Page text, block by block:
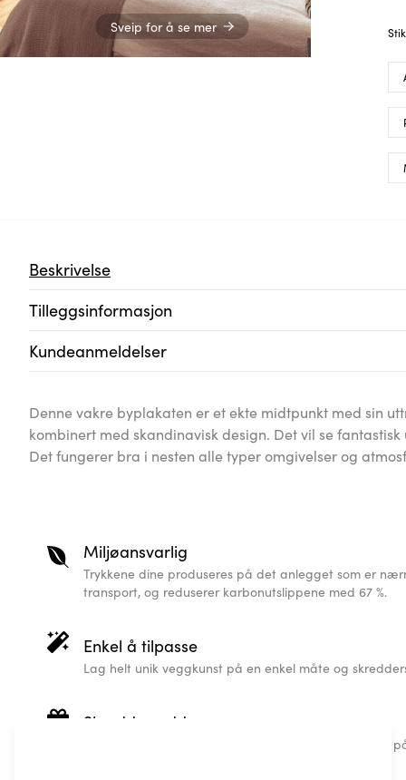
Sveip for å se mer
Beskrivelse
Tilleggsinformasjon
Kundeanmeldelser
Denne vakre byplakaten er et ekte midtpunkt med sin
kombinert med skandinavisk design. Det vil se
Det fungerer bra i nesten alle typer omgivelser og
Miljøansvarlig
Trykkene dine produseres på det anlegget som er
transport, og reduserer karbonutslippene med 67 %.
Enkel å tilpasse
Lag helt unik veggkunst på en enkel måte og
Skreddersydde gaver
Vårt skreddersydde karttrykk av høy kvalitet, skrevet